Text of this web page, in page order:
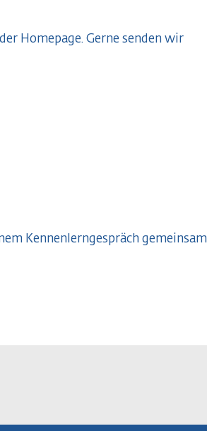
Homepage. Gerne senden wir
Kennenlerngespräch gemeinsam